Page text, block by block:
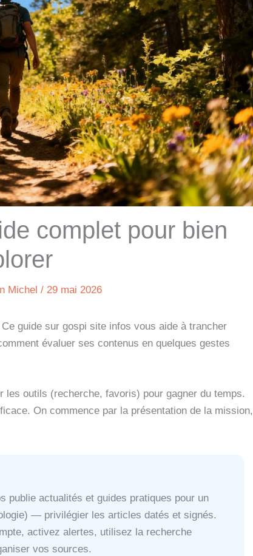
complet pour bien
Michel / 29 mai 2026
guide sur gospi site infos vous aide à trancher
évaluer ses contenus en quelques gestes
outils (recherche, favoris) pour gagner du temps.
On commence par la présentation de la mission,
publie actualités et guides pratiques pour un
— privilégier les articles datés et signés.
activez alertes, utilisez la recherche
vos sources.